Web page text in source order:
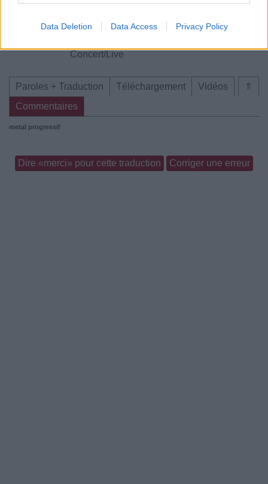
Data Deletion Data Access Privacy Policy
Concert/Live
⇑
Paroles + Traduction Téléchargement
Vidéos
Commentaires
metal progressif
Dire «merci» pour cette traduction Corriger une erreur